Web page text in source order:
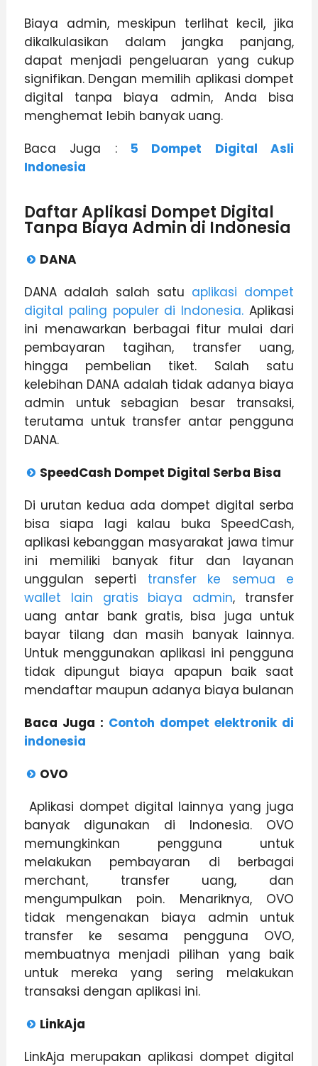
Biaya admin, meskipun terlihat kecil, jika
dikalkulasikan dalam jangka panjang,
dapat menjadi pengeluaran yang cukup
signifikan. Dengan memilih aplikasi dompet
digital tanpa biaya admin, Anda bisa
menghemat lebih banyak uang.
Baca Juga : 5 Dompet Digital Asli
Indonesia
Daftar Aplikasi Dompet Digital
Tanpa Biaya Admin di Indonesia
DANA
DANA adalah salah satu aplikasi dompet
digital paling populer di Indonesia. Aplikasi
ini menawarkan berbagai fitur mulai dari
pembayaran tagihan, transfer uang,
hingga pembelian tiket. Salah satu
kelebihan DANA adalah tidak adanya biaya
admin untuk sebagian besar transaksi,
terutama untuk transfer antar pengguna
DANA.
SpeedCash Dompet Digital Serba Bisa
Di urutan kedua ada dompet digital serba
bisa siapa lagi kalau buka SpeedCash,
aplikasi kebanggan masyarakat jawa timur
ini memiliki banyak fitur dan layanan
unggulan seperti transfer ke semua e
wallet lain gratis biaya admin, transfer
uang antar bank gratis, bisa juga untuk
bayar tilang dan masih banyak lainnya.
Untuk menggunakan aplikasi ini pengguna
tidak dipungut biaya apapun baik saat
mendaftar maupun adanya biaya bulanan
Baca Juga : Contoh dompet elektronik di
indonesia
OVO
Aplikasi dompet digital lainnya yang juga
banyak digunakan di Indonesia. OVO
memungkinkan pengguna untuk
melakukan pembayaran di berbagai
merchant, transfer uang, dan
mengumpulkan poin. Menariknya, OVO
tidak mengenakan biaya admin untuk
transfer ke sesama pengguna OVO,
membuatnya menjadi pilihan yang baik
untuk mereka yang sering melakukan
transaksi dengan aplikasi ini.
LinkAja
LinkAja merupakan aplikasi dompet digital